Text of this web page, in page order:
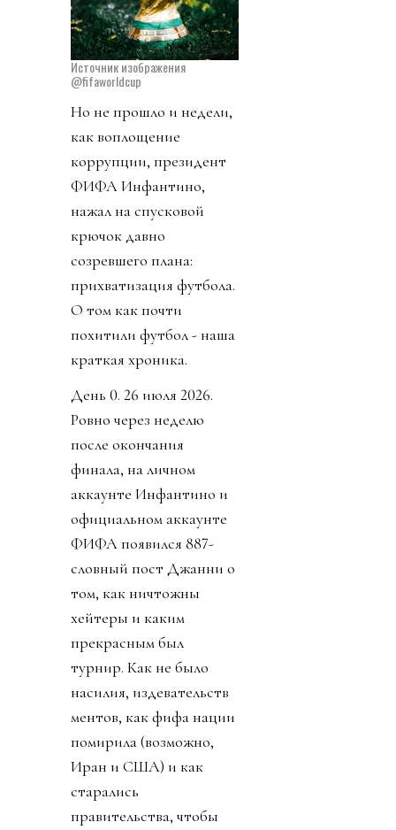
Источник изображения
@fifaworldcup
Но не прошло и недели,
как воплощение
коррупции, президент
ФИФА Инфантино,
нажал на спусковой
крючок давно
созревшего плана:
прихватизация футбола.
О том как почти
похитили футбол - наша
краткая хроника.
День 0. 26 июля 2026.
Ровно через неделю
после окончания
финала, на личном
аккаунте Инфантино и
официальном аккаунте
ФИФА появился 887-
словный пост Джанни о
том, как ничтожны
хейтеры и каким
прекрасным был
турнир. Как не было
насилия, издевательств
ментов, как фифа нации
помирила (возможно,
Иран и США) и как
старались
правительства, чтобы